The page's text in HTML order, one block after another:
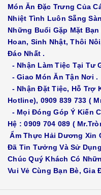
Món Ăn Đặc Trưng Của
Nhiệt Tình Luôn Sẵng
Những Buổi Gặp Mặt
Hoan, Sinh Nhật, Thôi
Đáo Nhất .
- Nhận Làm Tiệc Tại Tư
- Giao Món Ăn Tận Nơi .
- Nhận Đặt Tiệc, Hỗ Trợ
Hotline), 0909 839 733 (
- Mọi Đóng Góp Ý Kiến
Hệ : 0909 704 089 (
Ẩm Thực Hải Dương Xin
Đã Tin Tưởng Và Sử
Chúc Quý Khách Có
Vui Vẻ Cùng Bạn Bè, Gia